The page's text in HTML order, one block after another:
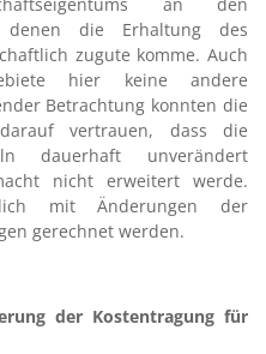
denen die Erhaltung des
zugute komme. Auch
hier keine andere
Betrachtung konnten die
vertrauen, dass die
dauerhaft unverändert
nicht erweitert werde.
mit Änderungen der
gerechnet werden.
der Kostentragung für